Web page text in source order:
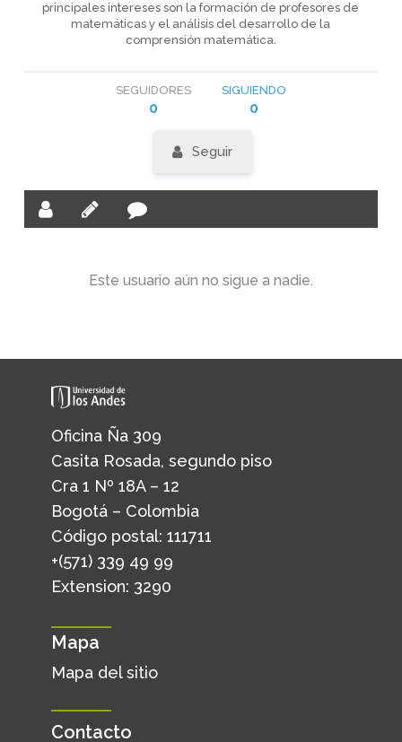
principales intereses son la formación de profesores de
matemáticas y el análisis del desarrollo de la
comprensión matemática.
SEGUIDORES
0
SIGUIENDO
0
Seguir
Este usuario aún no sigue a nadie.
Oficina Ña 309
Casita Rosada, segundo piso
Cra 1 Nº 18A – 12
Bogotá – Colombia
Código postal: 111711
+(571) 339 49 99
Extension: 3290
Mapa
Mapa del sitio
Contacto